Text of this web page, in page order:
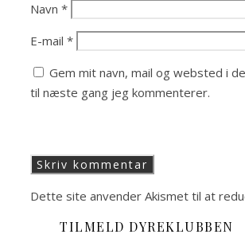
Navn *
E-mail *
Gem mit navn, mail og websted i
til næste gang jeg kommenterer.
Dette site anvender Akismet til at
TILMELD DYREKLUBBEN